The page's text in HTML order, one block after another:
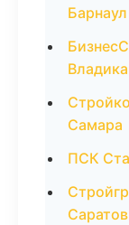
Барнаул
Самара
ПСК
Саратов